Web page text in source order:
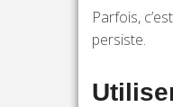
Parfois,
persiste.